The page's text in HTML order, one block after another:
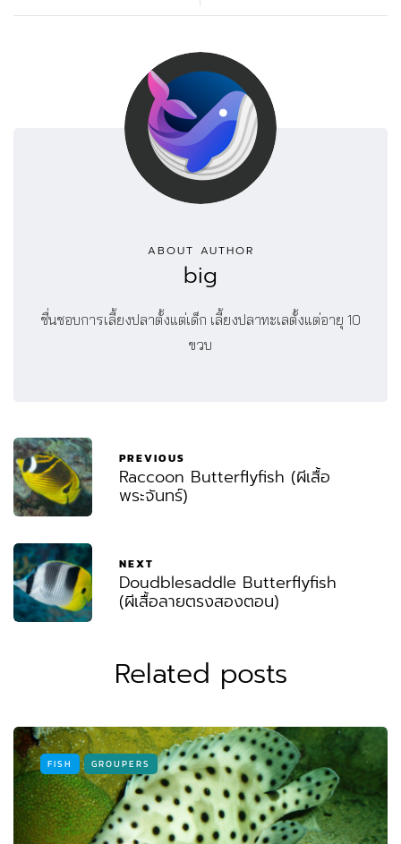
ABOUT AUTHOR
big
ชื่นชอบการเลี้ยงปลาตั้งแต่เด็ก เลี้ยงปลาทะเลตั้งแต่อายุ 10
ขวบ
PREVIOUS
Raccoon Butterflyfish (ผีเสื้อ
พระจันทร์)
NEXT
Doudblesaddle Butterflyfish
(ผีเสื้อลายตรงสองตอน)
Related posts
FISH GROUPERS